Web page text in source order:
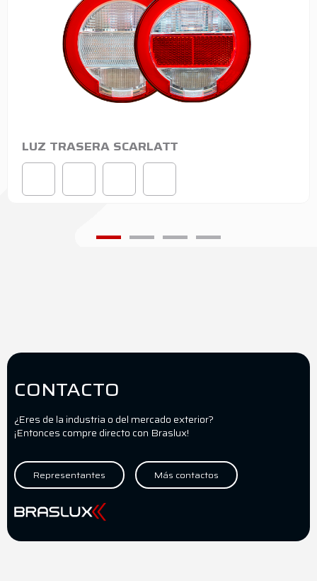
LUZ TRASERA SCARLATT
CONTACTO
¿Eres de la industria o del mercado exterior?
¡Entonces compre directo con Braslux!
Representantes Más contactos